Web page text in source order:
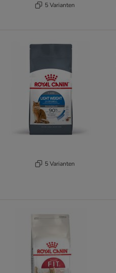
5 Varianten
5 Varianten